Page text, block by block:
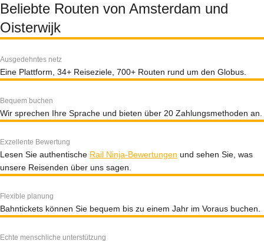
Beliebte Routen von Amsterdam und
Oisterwijk
Ausgedehntes netz
Eine Plattform, 34+ Reiseziele, 700+ Routen rund um den Globus.
Bequem buchen
Wir sprechen Ihre Sprache und bieten über 20 Zahlungsmethoden an.
Exzellente Bewertung
Lesen Sie authentische Rail Ninja-Bewertungen und sehen Sie, was
unsere Reisenden über uns sagen.
Flexible planung
Bahntickets können Sie bequem bis zu einem Jahr im Voraus buchen.
Echte menschliche unterstützung